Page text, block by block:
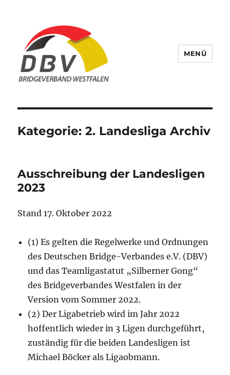
MENÜ
Kategorie:2. Landesliga Archiv
Ausschreibung der Landesligen
2023
Stand 17. Oktober 2022
(1) Es gelten die Regelwerke und Ordnungen
des Deutschen Bridge-Verbandes e.V. (DBV)
und das Teamligastatut „Silberner Gong“
des Bridgeverbandes Westfalen in der
Version vom Sommer 2022.
(2) Der Ligabetrieb wird im Jahr 2022
hoffentlich wieder in 3 Ligen durchgeführt,
zuständig für die beiden Landesligen ist
Michael Böcker als Ligaobmann.